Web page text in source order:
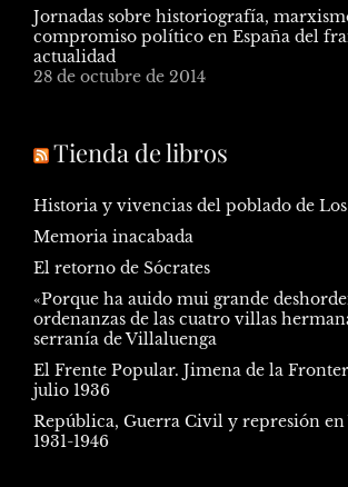
Jornadas sobre historiografía,
compromiso político en España del
actualidad
28 de octubre de 2014
Tienda de libros
Historia y vivencias del poblado de
Memoria inacabada
El retorno de Sócrates
«Porque ha auido mui grande
ordenanzas de las cuatro villas
serranía de Villaluenga
El Frente Popular. Jimena de la
julio 1936
República, Guerra Civil y represión
1931-1946